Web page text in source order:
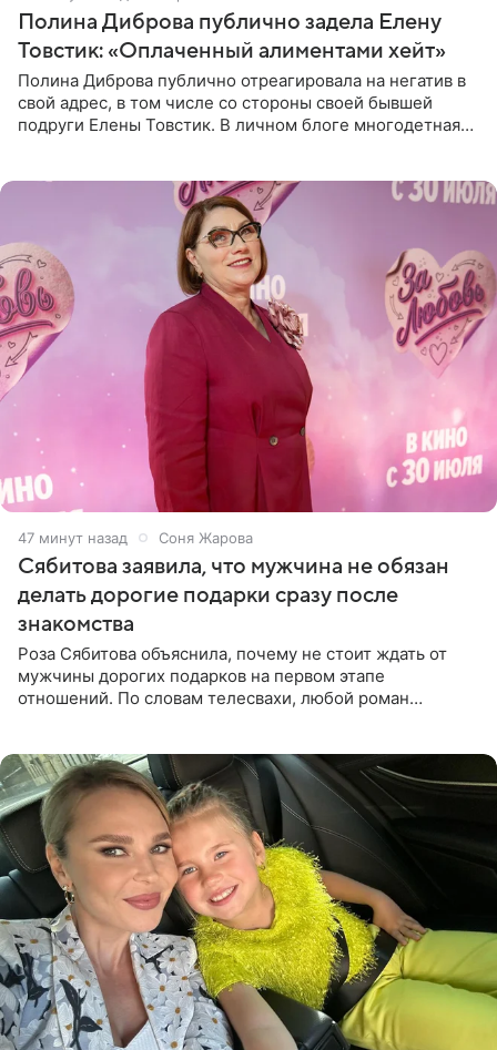
Полина Диброва публично задела Елену
Товстик: «Оплаченный алиментами хейт»
Полина Диброва публично отреагировала на негатив в
свой адрес, в том числе со стороны своей бывшей
подруги Елены Товстик. В личном блоге многодетная
47 минут назад Соня Жарова
Сябитова заявила, что мужчина не обязан
делать дорогие подарки сразу после
знакомства
Роза Сябитова объяснила, почему не стоит ждать от
мужчины дорогих подарков на первом этапе
отношений. По словам телесвахи, любой роман